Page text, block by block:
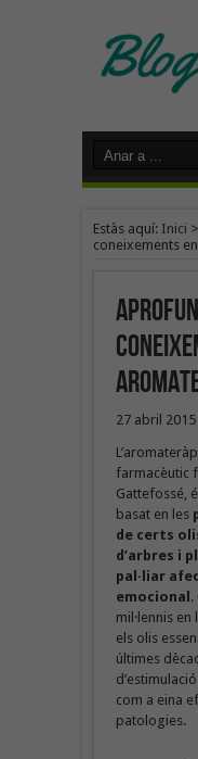
Estàs aquí: Inici >
coneixements
27 abril 2015
farmacèutic
Gattefossé,
basat en les
de certs
d’arbres i
pal·liar
emocional .
mil·lennis en
els olis
últimes
com a eina
patologies.